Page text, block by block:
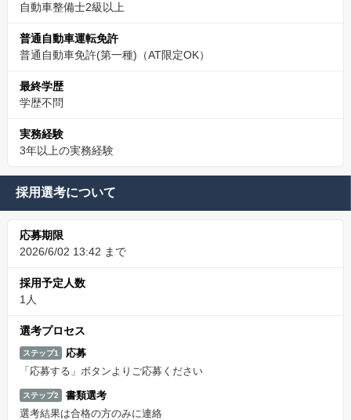
自動車整備士2級以上
普通自動車運転免許
普通自動車免許(第一種)（AT限定OK）
最終学歴
学歴不問
実務経験
3年以上の実務経験
採用選考について
応募期限
2026/6/02 13:42 まで
採用予定人数
1人
選考プロセス
ステップ1
応募
「応募する」ボタンよりご応募ください
ステップ2
書類選考
選考結果は合格の方のみに連絡